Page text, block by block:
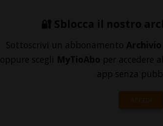
🔐 Sblocca il nostro
Sottoscrivi un abbonamento Archivio
oppure scegli MyTioAbo per accedere
app senza
ACCEDI